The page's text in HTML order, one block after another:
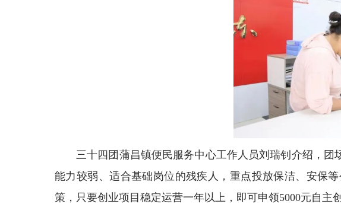
三十四团蒲昌镇便民服务中心工作人员刘瑞钊介绍，
能力较弱、适合基础岗位的残疾人，重点投放保洁、安保
策，只要创业项目稳定运营一年以上，即可申领5000元自主